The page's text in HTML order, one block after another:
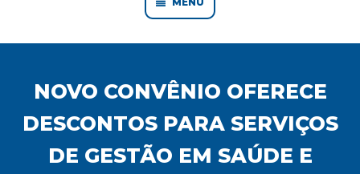
NOVO CONVÊNIO OFERECE
DESCONTOS PARA SERVIÇOS
DE GESTÃO EM SAÚDE E